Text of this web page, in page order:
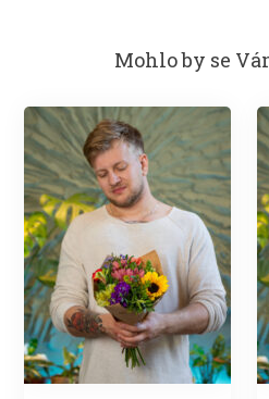
Mohlo by se